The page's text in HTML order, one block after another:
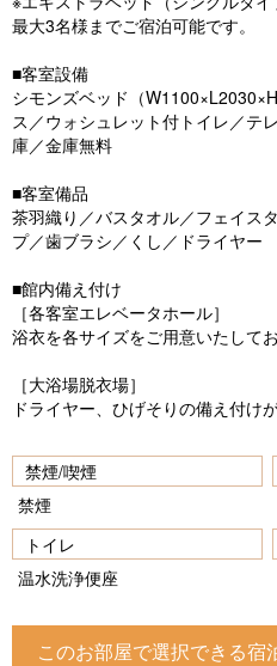
最大3名様までご宿泊可能です。
■客室設備
シモンズベッド（
ス／ウォシュレット付トイレ／テ
庫／金庫無料
■客室備品
茶羽織り／バスタオル／フェイス
プ／歯ブラシ／くし／ドライヤー
■館内備え付け
［各客室エレベータホール］
浴衣を各サイズをご用意いたして
［大浴場脱衣場］
ドライヤー、ひげそりの備え付け
禁煙/喫煙
禁煙
トイレ
温水洗浄便座
このお部屋で選択できる宿